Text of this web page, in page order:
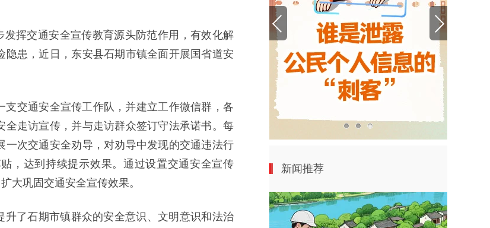
发挥交通安全宣传教育源头防范作用，有效化解
患，近日，东安县石期市镇全面开展国省道安
交通安全宣传工作队，并建立工作微信群，各
走访宣传，并与走访群众签订守法承诺书。每
次交通安全劝导，对劝导中发现的交通违法行
，达到持续提示效果。通过设置交通安全宣传
大巩固交通安全宣传效果。
了石期市镇群众的安全意识、文明意识和法治
新闻推荐